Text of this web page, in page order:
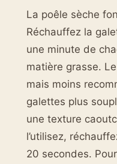
La poêle sèche
Réchauffez la
une minute de
matière grasse.
mais moins
galettes plus
une texture
l’utilisez,
20 secondes.